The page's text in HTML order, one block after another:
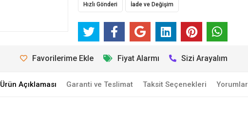
Hızlı Gönderi İade ve Değişim
Favorilerime Ekle Fiyat Alarmı Sizi Arayalım
Ürün Açıklaması Garanti ve Teslimat Taksit Seçenekleri Yorumlar